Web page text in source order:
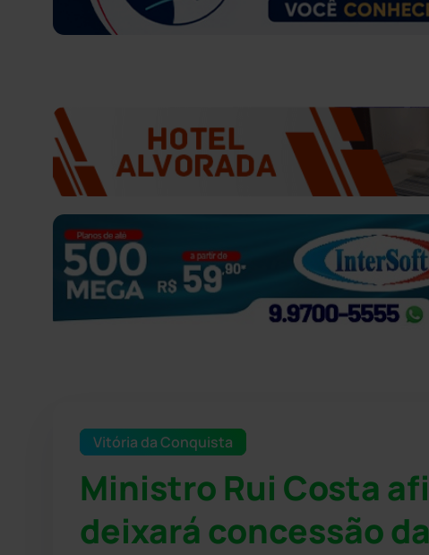
Vitória da Conquista
Ministro Rui Costa
deixará concessão